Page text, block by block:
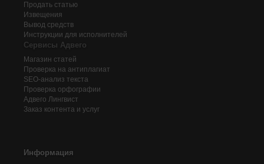
Продать статью
Извещения
Вывод средств
Инструкции для исполнителей
Сервисы Адвего
Магазин статей
Проверка на антиплагиат
SEO-анализ текста
Проверка орфографии
Адвего Лингвист
Заказ контента и услуг
Информация